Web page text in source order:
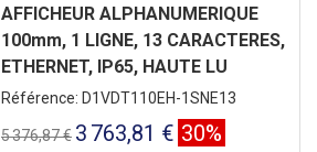
AFFICHEUR ALPHANUMERIQUE
100mm, 1 LIGNE, 13 CARACTERES,
ETHERNET, IP65, HAUTE LU
Référence: D1VDT110EH-1SNE13
5 376,87 € 3 763,81 € 30%